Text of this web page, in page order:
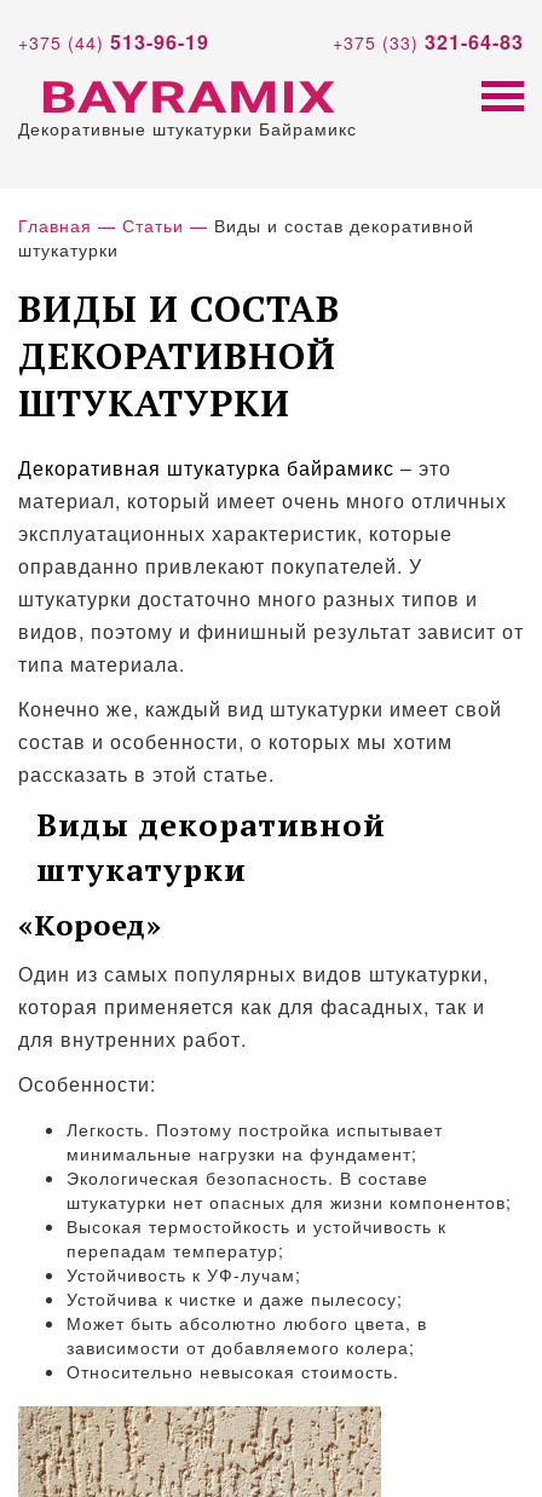
+375 (44) 513-96-19 +375 (33) 321-64-83
Декоративные штукатурки Байрамикс
Главная — Статьи — Виды и состав декоративной
штукатурки
ВИДЫ И СОСТАВ
ДЕКОРАТИВНОЙ
ШТУКАТУРКИ
Декоративная штукатурка байрамикс – это
материал, который имеет очень много отличных
эксплуатационных характеристик, которые
оправданно привлекают покупателей. У
штукатурки достаточно много разных типов и
видов, поэтому и финишный результат зависит от
типа материала.
Конечно же, каждый вид штукатурки имеет свой
состав и особенности, о которых мы хотим
рассказать в этой статье.
Виды декоративной
штукатурки
«Короед»
Один из самых популярных видов штукатурки,
которая применяется как для фасадных, так и
для внутренних работ.
Особенности:
Легкость. Поэтому постройка испытывает
минимальные нагрузки на фундамент;
Экологическая безопасность. В составе
штукатурки нет опасных для жизни компонентов;
Высокая термостойкость и устойчивость к
перепадам температур;
Устойчивость к УФ-лучам;
Устойчива к чистке и даже пылесосу;
Может быть абсолютно любого цвета, в
зависимости от добавляемого колера;
Относительно невысокая стоимость.